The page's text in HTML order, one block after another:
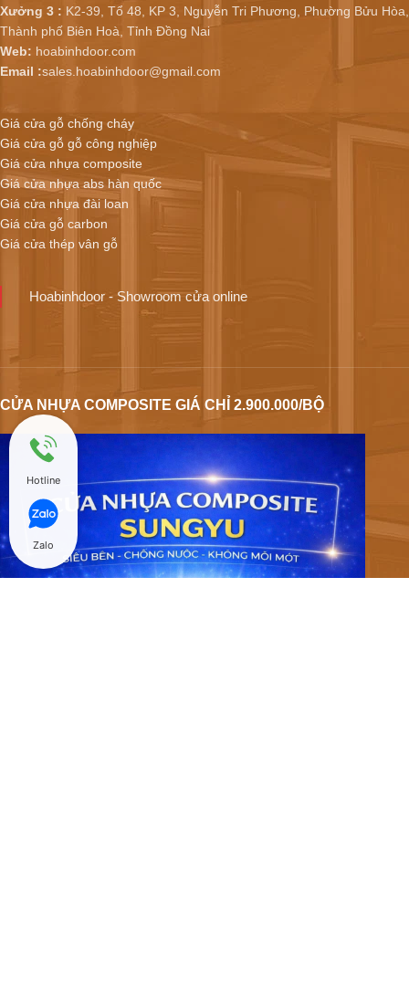
Xưởng 3 : K2-39, Tổ 48, KP 3, Nguyễn Tri Phương, Phường Bửu Hòa,
Thành phố Biên Hoà, Tỉnh Đồng Nai
Web: hoabinhdoor.com
Email :sales.hoabinhdoor@gmail.com
Giá cửa gỗ chống cháy
Giá cửa gỗ gỗ công nghiệp
Giá cửa nhựa composite
Giá cửa nhựa abs hàn quốc
Giá cửa nhựa đài loan
Giá cửa gỗ carbon
Giá cửa thép vân gỗ
Hoabinhdoor - Showroom cửa online
CỬA NHỰA COMPOSITE GIÁ CHỈ 2.900.000/BỘ
Hotline
Zalo